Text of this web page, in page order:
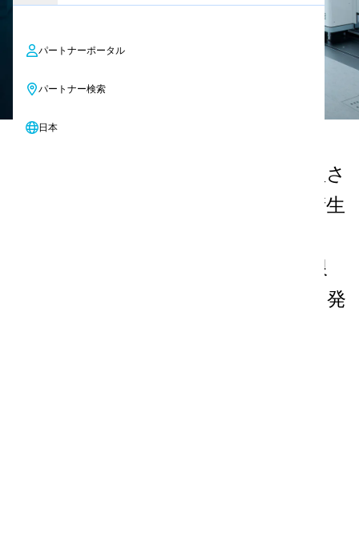
パートナーポータル
パートナー検索
日本
お問い合わせ
当社のクリーンルーム製品は、管理さ
れた環境で要求される最高水準の衛生
ューションは、汚染リスクを最小限
に抑えながら、卓越した洗浄性能を発